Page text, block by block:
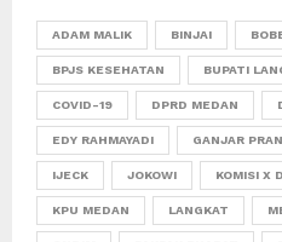
ADAM MALIK BINJAI
BPJS KESEHATAN BUPATI
COVID-19 DPRD MEDAN
EDY RAHMAYADI GANJAR
IJECK JOKOWI KOMISI X
KPU MEDAN LANGKAT